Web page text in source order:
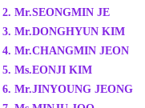
Mr.SEONGMIN JE
Mr.DONGHYUN KIM
Mr.CHANGMIN JEON
Ms.EONJI KIM
Mr.JINYOUNG JEONG